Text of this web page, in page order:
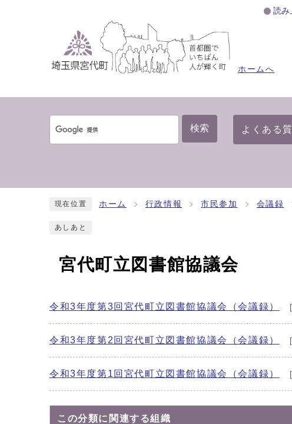
読み
ホームへ
検索 よくある
現在位置 ホーム 行政情報 市民参加 会議録
あしあと
宮代町立図書館協議会
令和3年度第3回宮代町立図書館協議会（会議録）
令和3年度第2回宮代町立図書館協議会（会議録）
令和3年度第1回宮代町立図書館協議会（会議録）
この分類に関連する組織